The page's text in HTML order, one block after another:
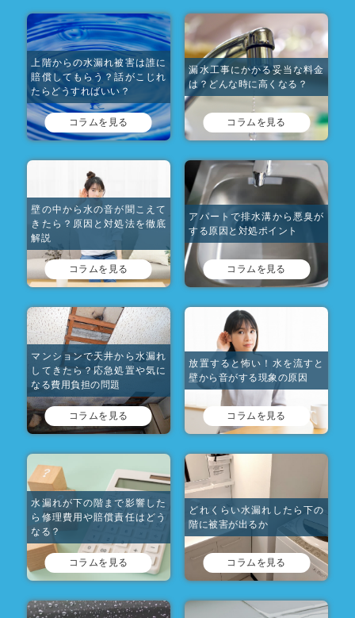
上階からの水漏れ被害は誰に
賠償してもらう？話がこじれ
たらどうすればいい？
コラムを見る
漏水工事にかかる妥当な料金
は？どんな時に高くなる？
コラムを見る
壁の中から水の音が聞こえて
きたら？原因と対処法を徹底
解説
コラムを見る
アパートで排水溝から悪臭が
する原因と対処ポイント
コラムを見る
マンションで天井から水漏れ
してきたら？応急処置や気に
なる費用負担の問題
コラムを見る
放置すると怖い！水を流すと
壁から音がする現象の原因
コラムを見る
水漏れが下の階まで影響した
ら修理費用や賠償責任はどう
なる？
コラムを見る
どれくらい水漏れしたら下の
階に被害が出るか
コラムを見る